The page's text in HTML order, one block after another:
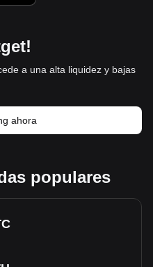
a una alta liquidez y bajas
ahora
populares